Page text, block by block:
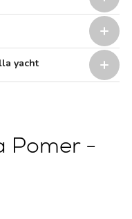
yacht
Pomer -